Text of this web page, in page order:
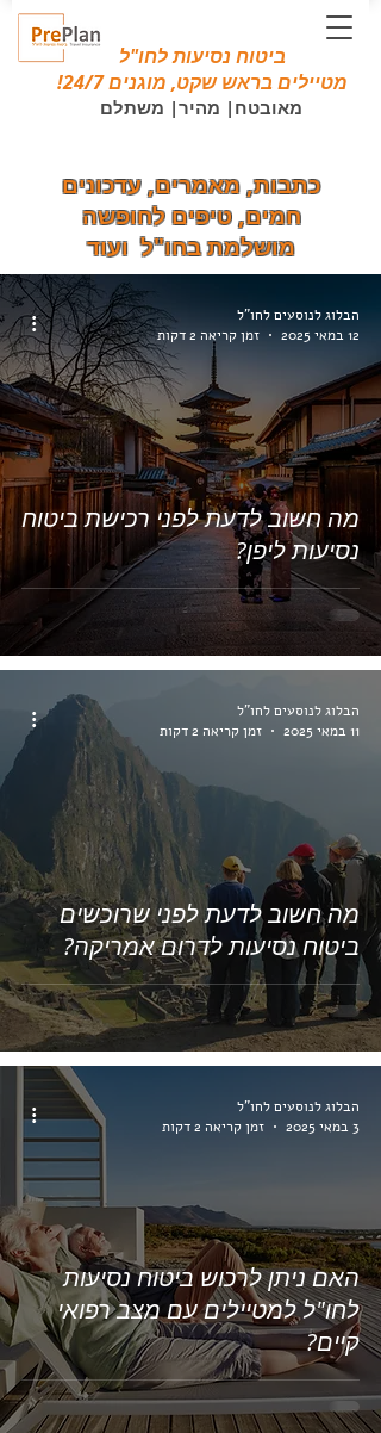
ביטוח נסיעות לחו"ל
מטיילים בראש שקט, מוגנים 24/7!
מאובטח| מהיר| משתלם
כתבות, מאמרים, עדכונים
חמים, טיפים לחופשה
מושלמת בחו"ל ועוד
מה חשוב לדעת לפני רכישת ביטוח
נסיעות ליפן?
הבלוג לנוסעים לחו"ל
12 במאי 2025
זמן קריאה 2 דקות
מה חשוב לדעת לפני שרוכשים
ביטוח נסיעות לדרום אמריקה?
הבלוג לנוסעים לחו"ל
11 במאי 2025
זמן קריאה 2 דקות
האם ניתן לרכוש ביטוח נסיעות
לחו"ל למטיילים עם מצב רפואי
קיים?
הבלוג לנוסעים לחו"ל
3 במאי 2025
זמן קריאה 2 דקות